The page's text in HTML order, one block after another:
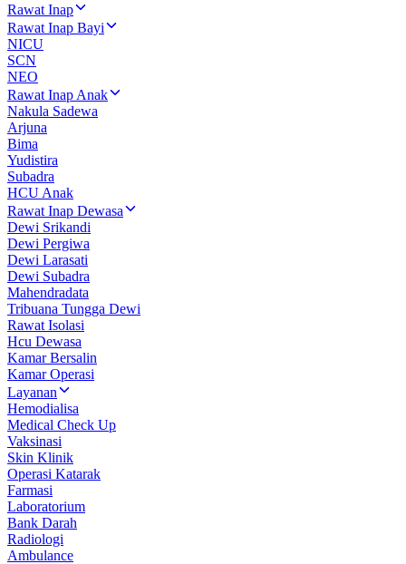
Rawat Inap
Rawat Inap Bayi
NICU
SCN
NEO
Rawat Inap Anak
Nakula Sadewa
Arjuna
Bima
Yudistira
Subadra
HCU Anak
Rawat Inap Dewasa
Dewi Srikandi
Dewi Pergiwa
Dewi Larasati
Dewi Subadra
Mahendradata
Tribuana Tungga Dewi
Rawat Isolasi
Hcu Dewasa
Kamar Bersalin
Kamar Operasi
Layanan
Hemodialisa
Medical Check Up
Vaksinasi
Skin Klinik
Operasi Katarak
Farmasi
Laboratorium
Bank Darah
Radiologi
Ambulance